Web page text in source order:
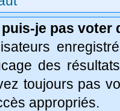
je pas voter
des
toujours pas
appropriés.